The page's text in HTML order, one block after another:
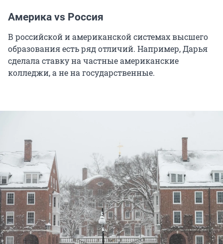
Америка vs Россия
В российской и американской системах высшего
образования есть ряд отличий. Например, Дарья
сделала ставку на частные американские
колледжи, а не на государственные.